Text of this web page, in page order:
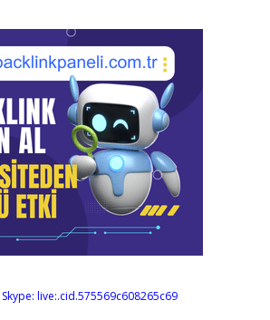
Skype: live:.cid.575569c608265c69